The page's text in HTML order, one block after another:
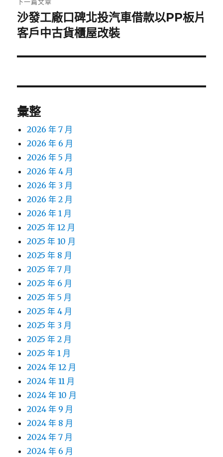
下
一
文
沙發工廠口碑北投汽車借款以PP板片
客戶中古貨櫃屋改裝
彙整
2026 年 7 月
2026 年 6 月
2026 年 5 月
2026 年 4 月
2026 年 3 月
2026 年 2 月
2026 年 1 月
2025 年 12 月
2025 年 10 月
2025 年 8 月
2025 年 7 月
2025 年 6 月
2025 年 5 月
2025 年 4 月
2025 年 3 月
2025 年 2 月
2025 年 1 月
2024 年 12 月
2024 年 11 月
2024 年 10 月
2024 年 9 月
2024 年 8 月
2024 年 7 月
2024 年 6 月